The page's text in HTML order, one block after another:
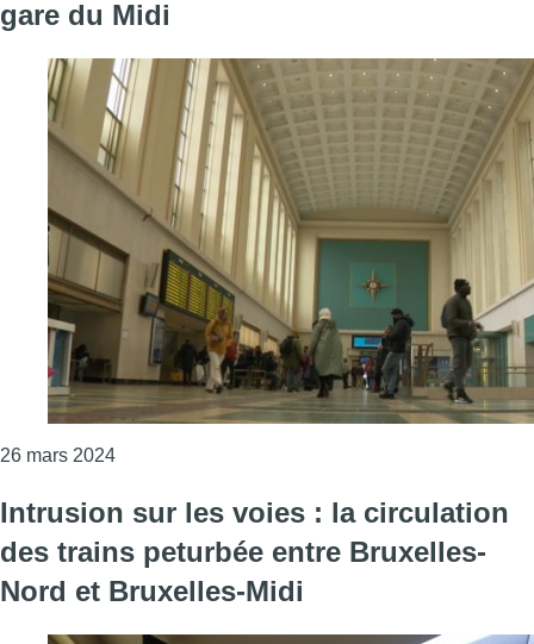
gare du Midi
26 mars 2024Consulter l'article "La gare du Nord redevient la
Intrusion sur les voies : la circulation
des trains peturbée entre Bruxelles-
Nord et Bruxelles-Midi